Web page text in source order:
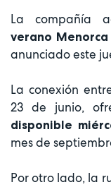
La compañía
verano Menorca
anunciado este
La conexión
23 de junio,
disponible
mes de
Por otro lado, la